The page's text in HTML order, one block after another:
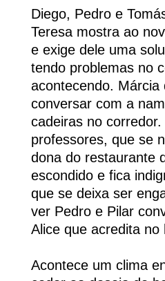
Diego, Pedro e
Teresa mostra ao
e exige dele uma
tendo problemas no
acontecendo.
conversar com a
cadeiras no
professores, que se
dona do restaurante
escondido e fica
que se deixa ser
ver Pedro e Pilar
Alice que acredita
Acontece um clima